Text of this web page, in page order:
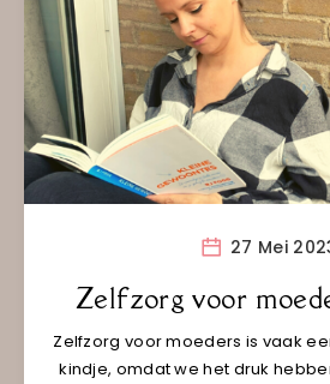
27 Mei
Zelfzorg voor
Zelfzorg voor moeders is vaak
kindje, omdat we het druk